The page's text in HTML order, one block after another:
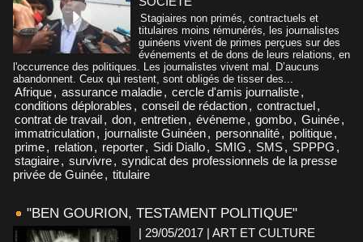
Stagiaires non primés, contractuels et
titulaires moins rémunérés, les journalistes
guinéens vivent de primes perçues sur des
événements et de dons de leurs relations, en
l'occurrence des politiques. Les journalistes vivent mal. D’aucuns
abandonnent. Ceux qui restent, sont obligés de tisser des...
Afrique, assurance maladie, cercle d'amis journaliste,
conditions déplorables , conseil de rédaction, contractuel,
contrat de travail, don, entretien, événeme, gombo, Guinée,
immatriculation, journaliste Guinéen, personnalité, politique,
prime, relation, reporter, Sidi Diallo, SMIG , SMS, SPPPG ,
stagiaire, survivre, syndicat des professionnels de la presse
privée de Guinée, titulaire
"BEN GOURION, TESTAMENT POLITIQUE"
| 29/05/2017 | ART ET CULTURE